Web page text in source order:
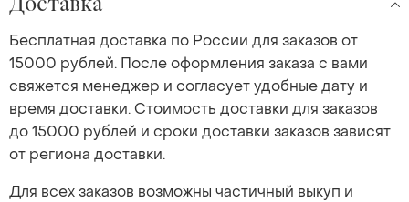
Бесплатная доставка по России для заказов от
15000 рублей. После оформления заказа с вами
свяжется менеджер и согласует удобные дату и
время доставки. Стоимость доставки для заказов
до 15000 рублей и сроки доставки заказов зависят
от региона доставки.
Для всех заказов возможны частичный выкуп и